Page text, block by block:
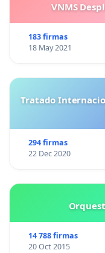
VNMS
183 firmas
18 May 2021
Tratado
294 firmas
22 Dec 2020
14 788 firmas
20 Oct 2015